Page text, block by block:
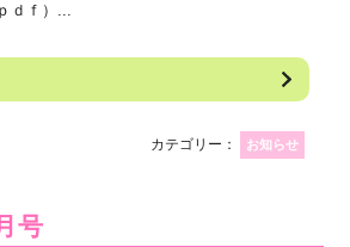
ｄｆ）...
カテゴリー： お知らせ
号